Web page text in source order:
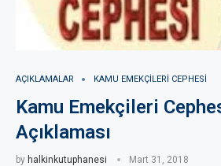
AÇIKLAMALAR KAMU EMEKÇILERI CEPHESI
Kamu Emekçileri
Açıklaması
by halkinkutuphanesi Mart 31, 2018